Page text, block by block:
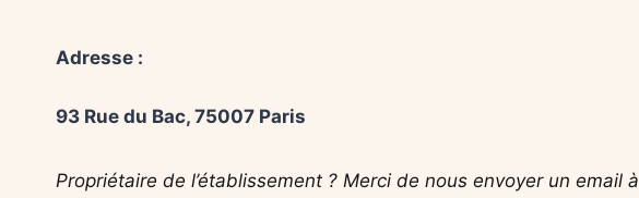
Adresse :
93 Rue du Bac, 75007 Paris
Propriétaire de l’établissement ? Merci de nous envoyer un email à